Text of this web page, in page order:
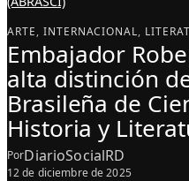
ARTE, INTERNACIONAL,
Embajador
alta distinción
Brasileña de
Historia y
PorDiarioSocialRD
12 de diciembre de 2025